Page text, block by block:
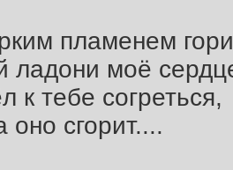
пламенем
ладони моё
к тебе согреться,
оно сгорит....